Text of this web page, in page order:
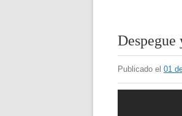
Publicado el 01